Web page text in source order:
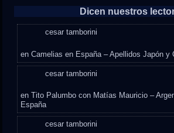
Dicen nuestros
cesar tamborini
enCamelias en España – Apellidos Japón y
cesar tamborini
enTito Palumbo con Matías Mauricio –
España
cesar tamborini